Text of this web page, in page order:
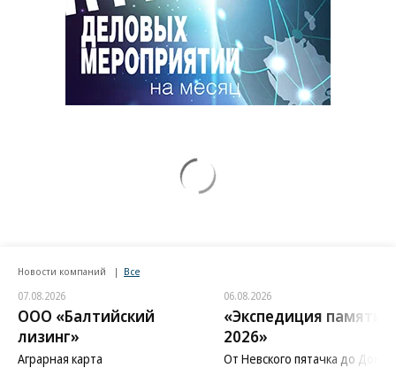
Новости компаний Все
07.08.2026
ООО «Балтийский
лизинг»
Аграрная карта
06.08.2026
«Экспедиция памяти
2026»
От Невского пятачка до